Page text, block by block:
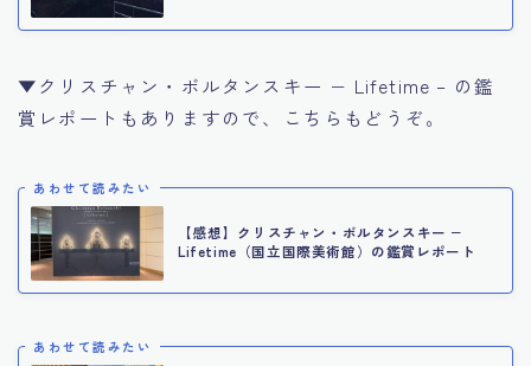
▼クリスチャン・ボルタンスキー − Lifetime – の鑑
賞レポートもありますので、こちらもどうぞ。
あわせて読みたい
【感想】クリスチャン・ボルタンスキー −
Lifetime（国立国際美術館）の鑑賞レポート
あわせて読みたい